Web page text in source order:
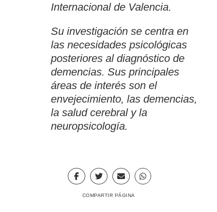
Internacional de Valencia.
Su investigación se centra en
las necesidades psicológicas
posteriores al diagnóstico de
demencias. Sus principales
áreas de interés son el
envejecimiento, las demencias,
la salud cerebral y la
neuropsicología.
COMPARTIR PÁGINA